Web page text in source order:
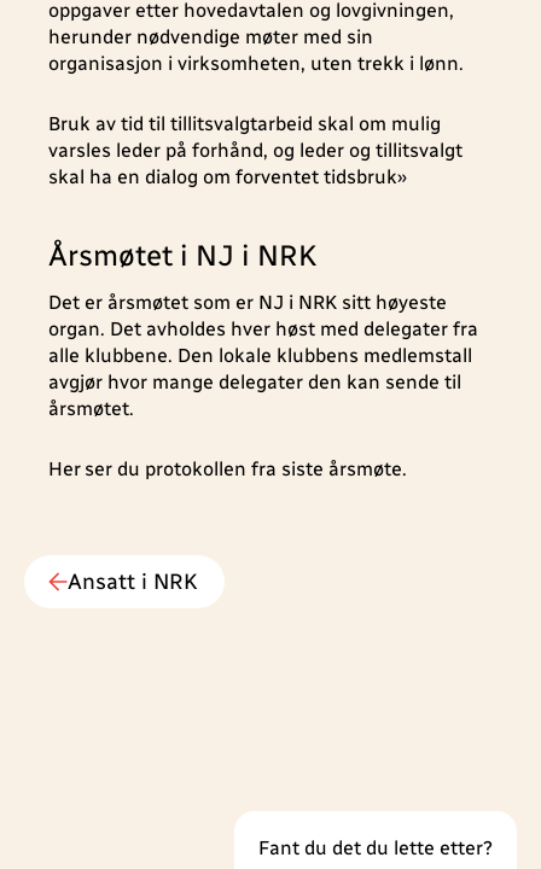
oppgaver etter hovedavtalen og lovgivningen,
herunder nødvendige møter med sin
organisasjon i virksomheten, uten trekk i lønn.
Bruk av tid til tillitsvalgtarbeid skal om mulig
varsles leder på forhånd, og leder og tillitsvalgt
skal ha en dialog om forventet tidsbruk»
Årsmøtet i NJ i NRK
Det er årsmøtet som er NJ i NRK sitt høyeste
organ. Det avholdes hver høst med delegater fra
alle klubbene. Den lokale klubbens medlemstall
avgjør hvor mange delegater den kan sende til
årsmøtet.
Her ser du protokollen fra siste årsmøte.
Ansatt i NRK
Fant du det du lette etter?